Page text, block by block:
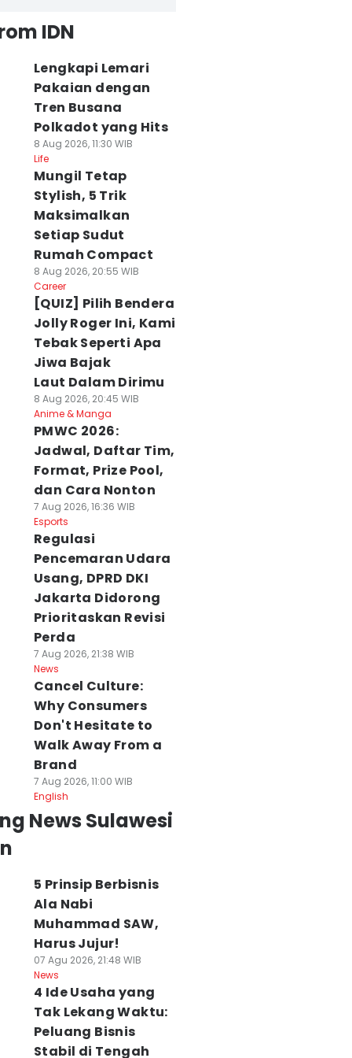
IDN
Lengkapi Lemari
Pakaian dengan
Tren Busana
Polkadot yang Hits
8 Aug 2026, 11:30 WIB
Life
Mungil Tetap
Stylish, 5 Trik
Maksimalkan
Setiap Sudut
Rumah Compact
8 Aug 2026, 20:55 WIB
Career
[QUIZ] Pilih Bendera
Jolly Roger Ini, Kami
Tebak Seperti Apa
Jiwa Bajak
Laut Dalam Dirimu
8 Aug 2026, 20:45 WIB
Anime & Manga
PMWC 2026:
Jadwal, Daftar Tim,
Format, Prize Pool,
dan Cara Nonton
7 Aug 2026, 16:36 WIB
Esports
Regulasi
Pencemaran Udara
Usang, DPRD DKI
Jakarta Didorong
Prioritaskan Revisi
Perda
7 Aug 2026, 21:38 WIB
News
Cancel Culture:
Why Consumers
Don't Hesitate to
Walk Away From a
Brand
7 Aug 2026, 11:00 WIB
English
News Sulawesi
5 Prinsip Berbisnis
Ala Nabi
Muhammad SAW,
Harus Jujur!
07 Agu 2026, 21:48 WIB
News
4 Ide Usaha yang
Tak Lekang Waktu:
Peluang Bisnis
Stabil di Tengah